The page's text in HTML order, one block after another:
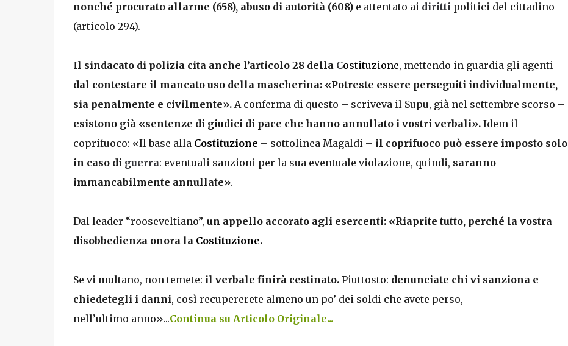
nonché procurato allarme (658), abuso di autorità (608)e attentato ai diritti politici del cittadino
(articolo 294).
Il sindacato di polizia cita anche l’articolo 28 della Costituzione, mettendo in guardia gli agenti
dal contestare il mancato uso della mascherina: «Potreste essere perseguiti individualmente,
sia penalmente e civilmente».A conferma di questo – scriveva il Supu, già nel settembre scorso –
esistono già «sentenze di giudici di pace che hanno annullato i vostri verbali».Idem il
coprifuoco: «Il base alla Costituzione – sottolinea Magaldi – il coprifuoco può essere imposto solo
in caso di guerra: eventuali sanzioni per la sua eventuale violazione, quindi, saranno
immancabilmente annullate».
Dal leader “rooseveltiano”, un appello accorato agli esercenti: «Riaprite tutto, perché la vostra
disobbedienza onora la Costituzione.
Se vi multano, non temete: il verbale finirà cestinato.Piuttosto: denunciate chi vi sanziona e
chiedetegli i danni, così recupererete almeno un po’ dei soldi che avete perso,
nell’ultimo anno»...Continua su Articolo Originale...